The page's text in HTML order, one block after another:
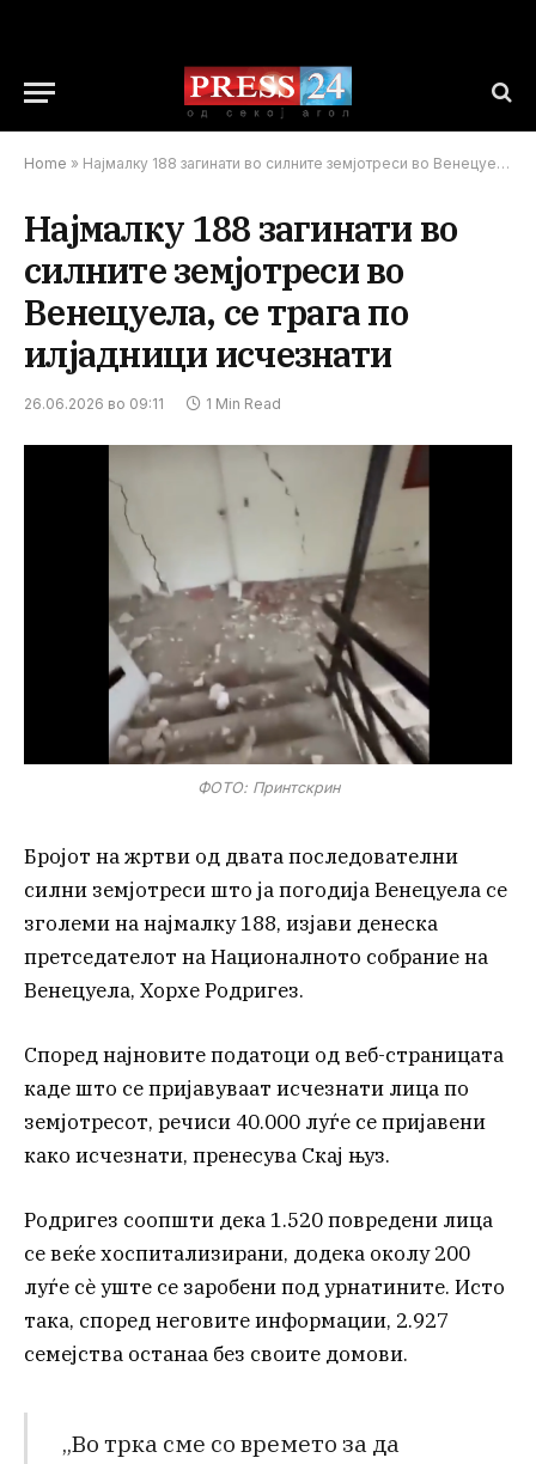
Home » Најмалку 188 загинати во силните земјотреси во Венецуела, се трага по илјадници исчезнати
Најмалку 188 загинати во
силните земјотреси во
Венецуела, се трага по
илјадници исчезнати
26.06.2026 во 09:11 1 Min Read
ФОТО: Принтскрин
Бројот на жртви од двата последователни
силни земјотреси што ја погодија Венецуела се
зголеми на најмалку 188, изјави денеска
претседателот на Националното собрание на
Венецуела, Хорхе Родригез.
Според најновите податоци од веб-страницата
каде што се пријавуваат исчезнати лица по
земјотресот, речиси 40.000 луѓе се пријавени
како исчезнати, пренесува Скај њуз.
Родригез соопшти дека 1.520 повредени лица
се веќе хоспитализирани, додека околу 200
луѓе сè уште се заробени под урнатините. Исто
така, според неговите информации, 2.927
семејства останаа без своите домови.
„Во трка сме со времето за да